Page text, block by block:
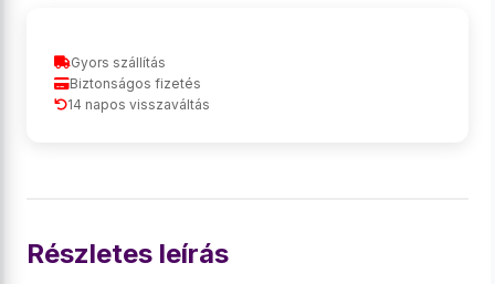
Gyors szállítás
Biztonságos fizetés
14 napos visszaváltás
Részletes leírás